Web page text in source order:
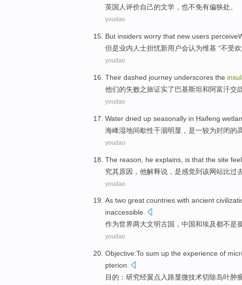
英国 人评价自己的文学 ，也不免有偏狭处。
youdao
But insiders worry that new users
但是业内人士担忧新用户会认为维基 “不受
youdao
Their dashed journey underscores the
他们的失败之旅证实了巴基斯坦和阿富汗交
youdao
Water dried up seasonally in Haifeng
海峰湿地间歇性干涸明显， 是一较为封闭的
youdao
The reason he explains is that the site
究其原因， 他解释说 ， 是感觉到该网站比过
youdao
As two great countries with ancient
inaccessible.
作为世界两大文明古国 ， 中国和埃及都不是
youdao
Objective:To sum up the experience of
pterion
目的 ：研究经翼点入 路显微技术切除岛叶肿